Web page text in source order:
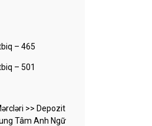
– 465
– 501
>> Depozit
Tâm Anh Ngữ